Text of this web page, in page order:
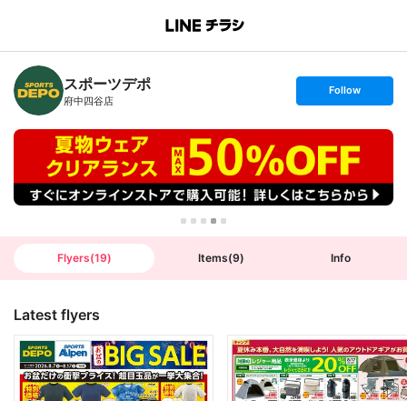
B
n
c
h
T
スポーツデポ
府中四谷店
s
t
o
l
o
Follow
Flyers(19) Items(9) Info
Latest flyers